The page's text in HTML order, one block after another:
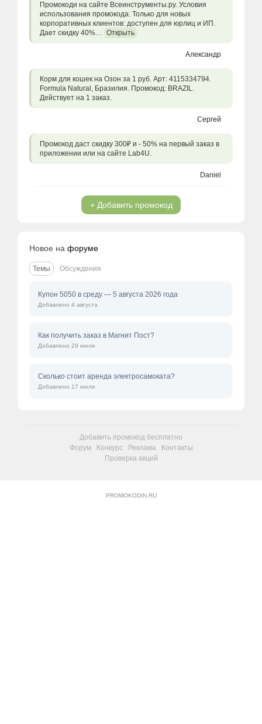
Промокоди на сайте Всеинструменты.ру. Условия
использования промокода: Только для новых
корпоративных клиентов: доступен для юрлиц и ИП.
Дает скидку 40%… Открыть
Александр
Корм для кошек на Озон за 1 руб. Арт: 4115334794.
Formula Natural, Бразилия. Промокод: BRAZIL.
Действует на 1 заказ.
Сергей
Промокод даст скидку 300₽ и - 50% на первый заказ в
приложении или на сайте Lab4U.
Daniel
+ Добавить промокод
Новое на форуме
Темы Обсуждения
Купон 5050 в среду — 5 августа 2026 года
Добавлено 4 августа
Как получить заказ в Магнит Пост?
Добавлено 29 июля
Сколько стоит аренда электросамоката?
Добавлено 17 июля
Добавить промокод бесплатно
Форум
Конкурс Реклама
Контакты
Проверка акций
PROMOKODIN.RU